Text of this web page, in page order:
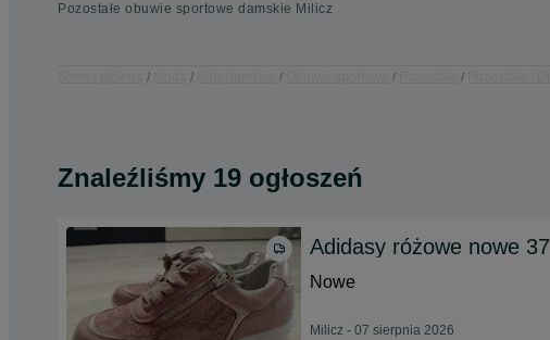
Pozostałe obuwie sportowe damskie Milicz
Znaleźliśmy 19 ogłoszeń
Adidasy różowe nowe 37
Nowe
Milicz - 07 sierpnia 2026